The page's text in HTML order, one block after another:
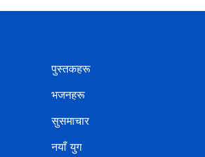
पुस्तकहरू
भजनहरू
सुसमाचार
नयाँ युग